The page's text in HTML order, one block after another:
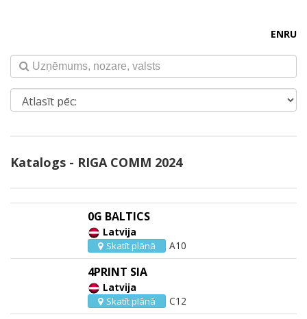
ENRU
Katalogs - RIGA COMM 2024
0G BALTICS
Latvija
Skatīt plānā A10
4PRINT SIA
Latvija
Skatīt plānā C12